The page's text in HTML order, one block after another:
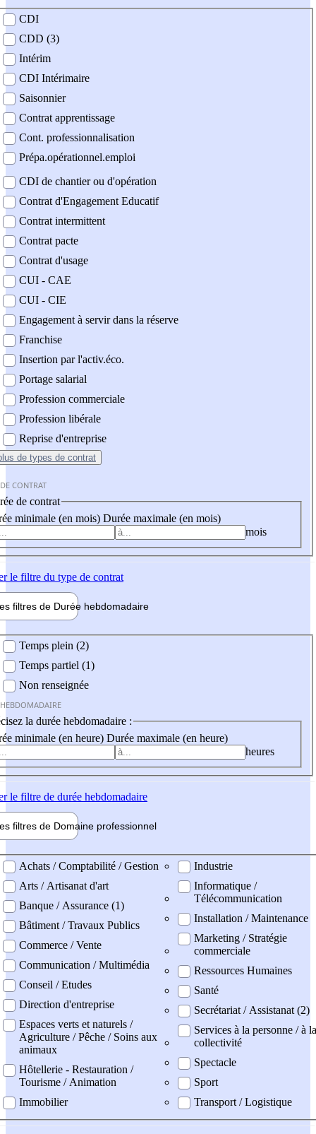
contrat
CDI
CDD (3)
Intérim
CDI Intérimaire
Saisonnier
Contrat apprentissage
Cont. professionnalisation
Prépa.opérationnel.emploi
CDI de chantier ou d'opération
Contrat d'Engagement Educatif
Contrat intermittent
Contrat pacte
Contrat d'usage
CUI - CAE
CUI - CIE
Engagement à servir dans la réserve
Franchise
Insertion par l'activ.éco.
Portage salarial
Profession commerciale
Profession libérale
Reprise d'entreprise
de types de contrat
CONTRAT
de contrat
minimale (en mois) Durée maximale (en mois)
mois
le filtre du type de contrat
filtres de Durée hebdomadaire
Temps plein (2)
Temps partiel (1)
Non renseignée
la durée hebdomadaire :
minimale (en heure) Durée maximale (en heure)
heures
le filtre de durée hebdomadaire
filtres de Domaine professionnel
professionel
Achats / Comptabilité / Gestion
Arts / Artisanat d'art
Banque / Assurance (1)
Bâtiment / Travaux Publics
Commerce / Vente
Communication / Multimédia
Conseil / Etudes
Direction d'entreprise
Espaces verts et naturels /
Agriculture / Pêche / Soins aux
animaux
Hôtellerie - Restauration /
Tourisme / Animation
Immobilier
Industrie
Informatique /
Télécommunication
Installation / Maintenance
Marketing / Stratégie
commerciale
Ressources Humaines
Santé
Secrétariat / Assistanat (2)
Services à la personne / à la
collectivité
Spectacle
Sport
Transport / Logistique